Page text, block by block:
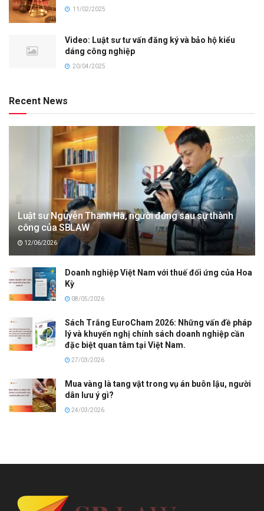
11/02/2025
Video: Luật sư tư vấn đăng ký và bảo hộ kiểu
dáng công nghiệp
20/04/2025
Recent News
Luật sư Nguyễn Thanh Hà, người đứng sau sự thành
công của SBLAW
12/06/2026
Doanh nghiệp Việt Nam với thuế đối ứng của Hoa
Kỳ
08/05/2026
Sách Trắng EuroCham 2026: Những vấn đề pháp
lý và khuyến nghị chính sách doanh nghiệp cần
đặc biệt quan tâm tại Việt Nam.
27/03/2026
Mua vàng là tang vật trong vụ án buôn lậu, người
dân lưu ý gì?
24/03/2026